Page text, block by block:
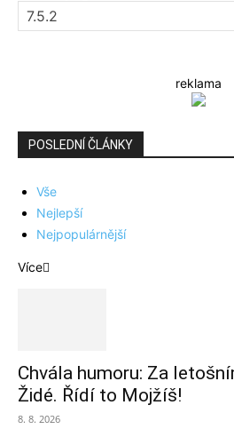
reklama
POSLEDNÍ ČLÁNKY
Vše
Nejlepší
Nejpopulárnější
Více
Chvála humoru: Za
Židé. Řídí to Mojžíš!
8. 8. 2026